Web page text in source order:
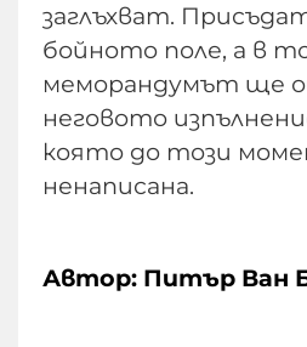
заглъхват.
бойното поле, а в
меморандумът ще
неговото
която до този
ненаписана.
Автор: Питър Ван